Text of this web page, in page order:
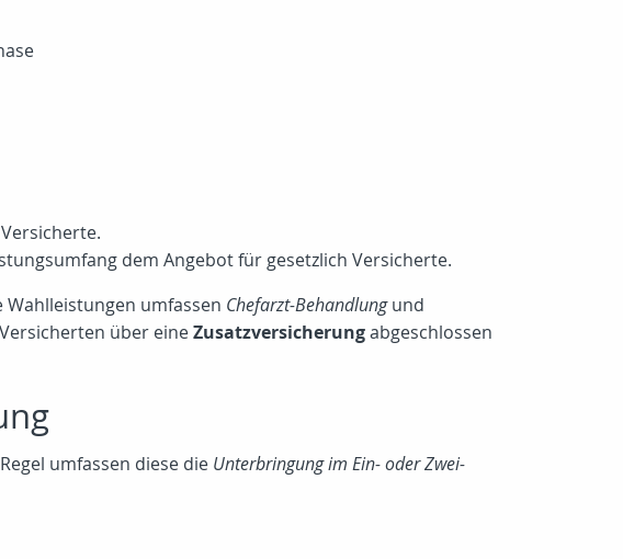
dem Angebot für gesetzlich Versicherte.
Wahlleistungen umfassen Chefarzt-Behandlungund
über eineZusatzversicherungabgeschlossen
umfassen diese die Unterbringung im Ein- oder Zwei-